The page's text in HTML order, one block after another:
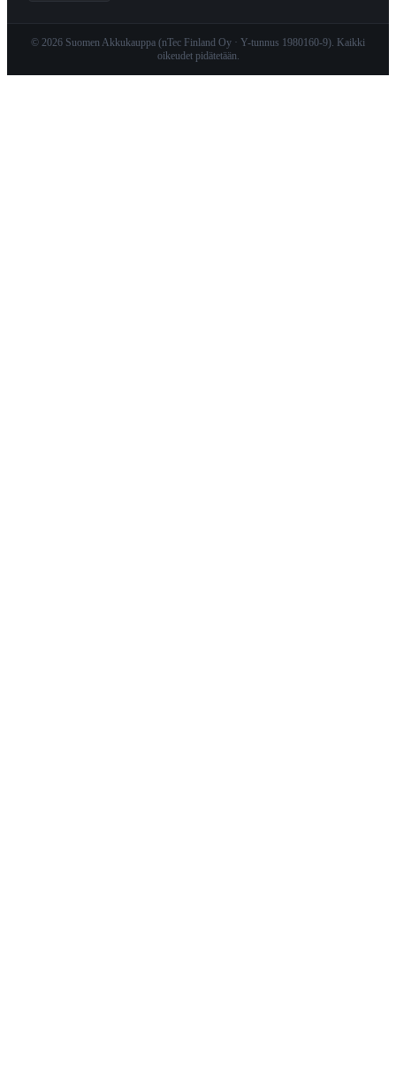
© 2026 Suomen Akkukauppa (nTec Finland Oy · Y-tunnus 1980160-9). Kaikki
oikeudet pidätetään.